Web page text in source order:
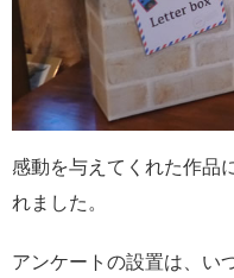
感動を与えてくれた作品
れました。
アンケートの設置は、い